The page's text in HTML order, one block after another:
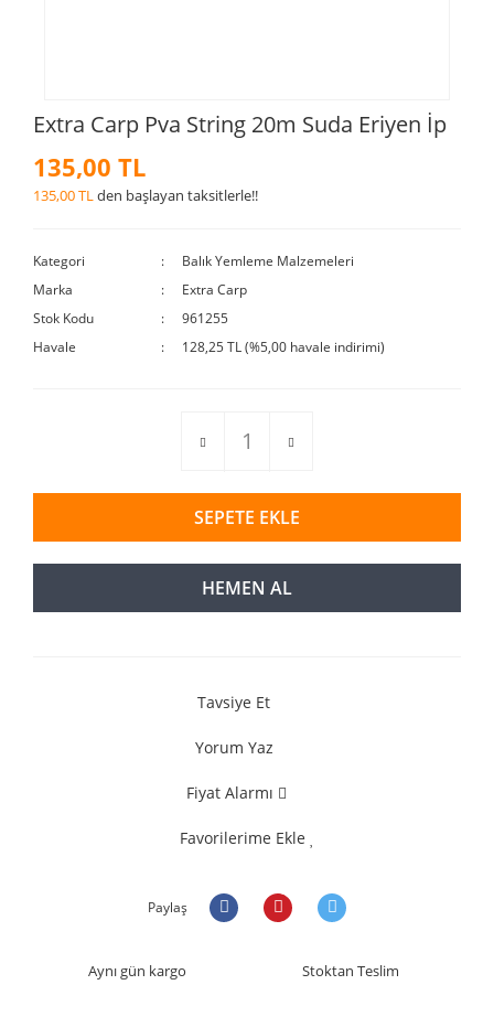
Extra Carp Pva String 20m Suda Eriyen İp
135,00 TL
135,00 TLden başlayan taksitlerle!!
Kategori
Balık Yemleme Malzemeleri
Marka
Extra Carp
Stok Kodu
961255
Havale
128,25 TL (%5,00 havale indirimi)
SEPETE EKLE
HEMEN AL
Tavsiye Et
Yorum Yaz
Fiyat Alarmı
Favorilerime Ekle
Paylaş
Aynı gün kargo Stoktan Teslim